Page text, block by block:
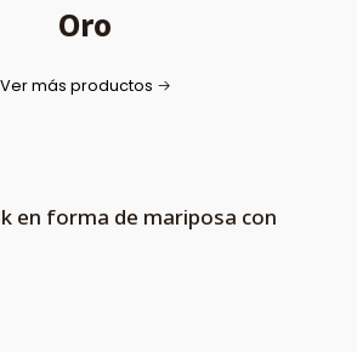
Oro
Ver más productos
en forma de mariposa con